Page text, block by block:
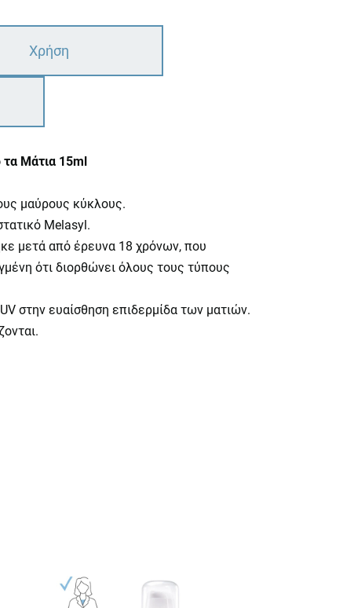
Χρήση
Μάτια 15ml
μαύρους κύκλους.
Melasyl.
μετά από έρευνα 18 χρόνων, που
ότι διορθώνει όλους τους τύπους
στην ευαίσθηση επιδερμίδα των ματιών.